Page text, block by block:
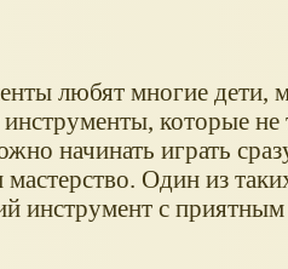
любят многие дети,
которые не
начинать играть
мастерство. Один из
инструмент с